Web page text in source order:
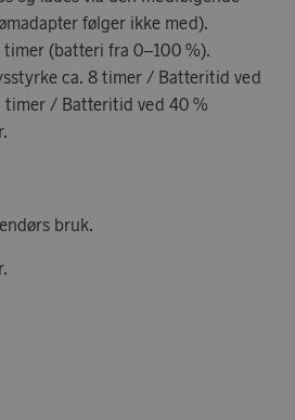
følger ikke med).
timer (batteri fra 0–100 %).
ca. 8 timer / Batteritid ved
timer / Batteritid ved 40 %
bruk.